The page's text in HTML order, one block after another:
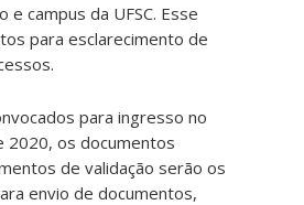
campus da UFSC. Esse
para esclarecimento de
para ingresso no
2020, os documentos
de validação serão os
envio de documentos,